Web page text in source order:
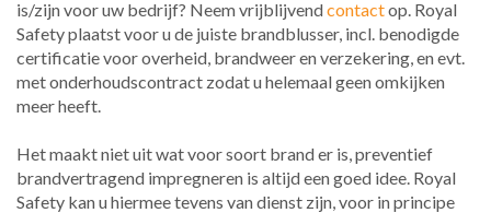
is/zijn voor uw bedrijf? Neem vrijblijvendcontactop. Royal
Safety plaatst voor u de juiste brandblusser, incl. benodigde
certificatie voor overheid, brandweer en verzekering, en evt.
met onderhoudscontract zodat u helemaal geen omkijken
meer heeft.
Het maakt niet uit wat voor soort brand er is, preventief
brandvertragend impregneren is altijd een goed idee. Royal
Safety kan u hiermee tevens van dienst zijn, voor in principe